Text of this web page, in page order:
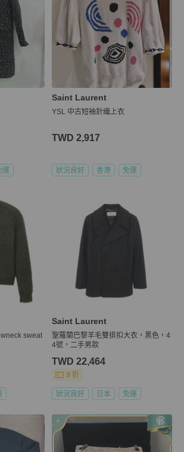
運
Saint Laurent
YSL 中古短袖針織上衣
TWD 2,917
狀況良好 香港 免運
sweat
Saint Laurent
聖羅蘭巴黎羊毛雙排扣大衣，黑色，4
4號，二手男款
TWD 22,464
9 折
狀況良好 日本 免運